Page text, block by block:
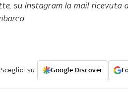
su Instagram la mail ricevuta
Sceglici su: Google Discover